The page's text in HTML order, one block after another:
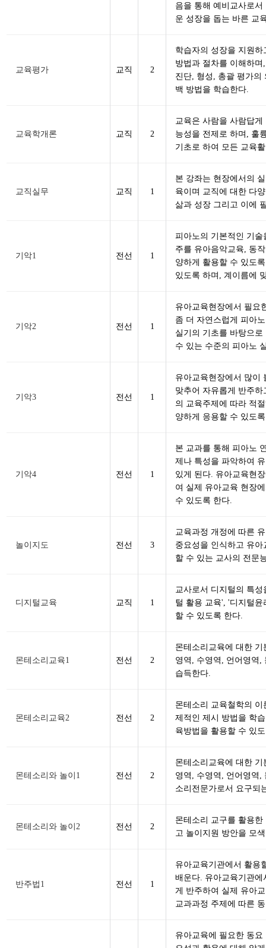
음을 통해 예비교사로
운 성장을 돕는 바른 교
교육평가 교직 2
학습자의 성장을 지원
방법과 절차를 이해하
진단, 형성, 총괄 평가의
백 방법을 학습한다.
교육학개론 교직 2
교육은 사람을 사람답
능성을 전제로 하며, 훌
기초로 하여 모든 교육
교직실무 교직 1
본 강좌는 현장에서의
육이며 교직에 대한 다
삶과 성장 그리고 이에
기악1 전선 1
피아노의 기본적인 기
주를 유아음악교육, 동
양하게 활용할 수 있도
있도록 하며, 계이름에
기악2 전선 1
유아교육현장에서 필요
좀 더 자연스럽게 피아
실기의 기초를 바탕으
수 있는 수준의 피아노
기악3 전선 1
유아교육현장에서 많이
맞추어 자유롭게 반주
의 교육주제에 따라 적
양하게 응용할 수 있도
기악4 전선 1
본 교과를 통해 피아노
제나 특성을 파악하여
있게 된다. 유아교육현
여 실제 유아교육 현장
수 있도록 한다.
놀이지도 전선 3
교육과정 개정에 따른
중요성을 인식하고 유
할 수 있는 교사의 전문
디지털교육 교직 1
교사로서 디지털의 특
털 활용 교육', '디지털
할 수 있도록 한다.
몬테소리교육1 전선 2
몬테소리교육에 대한
영역, 수영역, 언어영역,
습득한다.
몬테소리교육2 전선 2
몬테소리 교육철학의
제적인 제시 방법을 학
육방법을 활용할 수 있
몬테소리와 놀이1 전선 2
몬테소리교육에 대한
영역, 수영역, 언어영역,
소리전문가로서 요구되
몬테소리와 놀이2 전선 2
몬테소리 교구를 활용
고 놀이지원 방안을 모
반주법1 전선 1
유아교육기관에서 활용
배운다. 유아교육기관
게 반주하여 실제 유아
교과과정 주제에 따른
유아교육에 필요한 동